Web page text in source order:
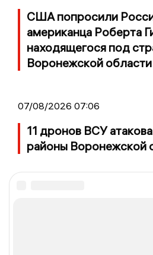
США попросили
американца Роберта
находящегося под
Воронежской области
07/08/2026 07:06
11 дронов ВСУ
районы Воронежской